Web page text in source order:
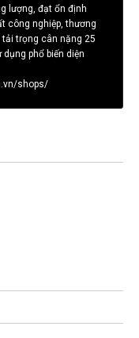
lượng, đạt ổn định
công nghiệp, thương
trọng cân nặng 25
phổ biến diện
shops/